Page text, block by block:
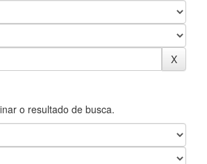
o resultado de busca.